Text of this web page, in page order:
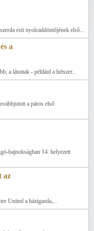
esti nyolcaddöntőjének első...
a
a látottak - például a hétszer...
a páros első
bajnokságban 14. helyezett
az
United a házigazda,...